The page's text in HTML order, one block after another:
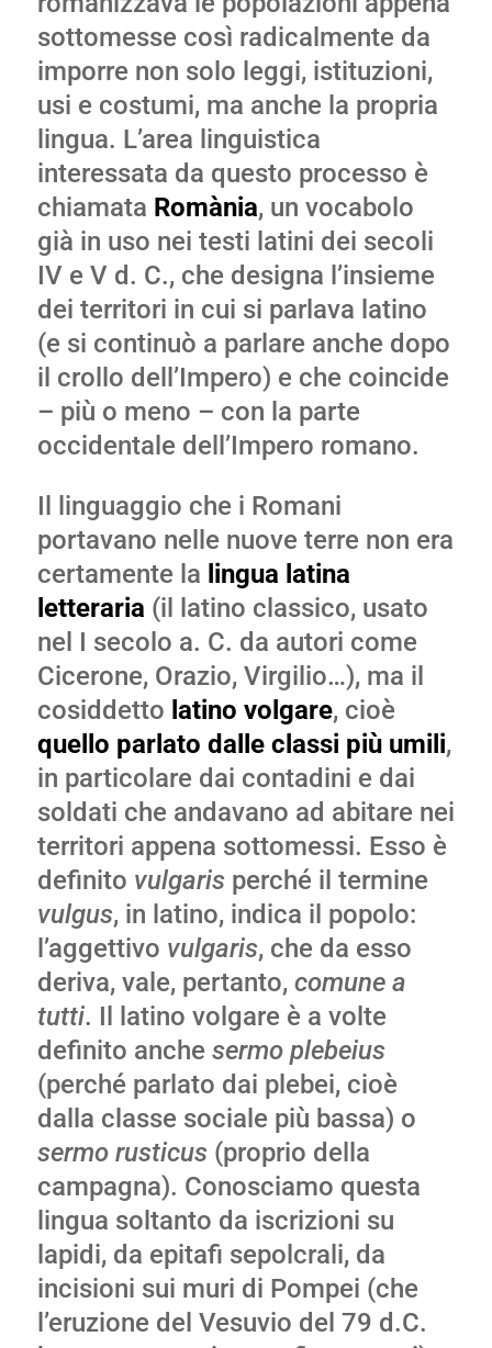
sottomesse così radicalmente da
imporre non solo leggi, istituzioni,
usi e costumi, ma anche la propria
lingua. L’area linguistica
interessata da questo processo è
chiamata Romània, un vocabolo
già in uso nei testi latini dei secoli
IV e V d. C., che designa l’insieme
dei territori in cui si parlava latino
(e si continuò a parlare anche dopo
il crollo dell’Impero) e che coincide
– più o meno – con la parte
occidentale dell’Impero romano.
Il linguaggio che i Romani
portavano nelle nuove terre non era
certamente la lingua latina
letteraria (il latino classico, usato
nel I secolo a. C. da autori come
Cicerone, Orazio, Virgilio…), ma il
cosiddetto latino volgare, cioè
quello parlato dalle classi più umili,
in particolare dai contadini e dai
soldati che andavano ad abitare nei
territori appena sottomessi. Esso è
definito vulgarisperché il termine
vulgus, in latino, indica il popolo:
l’aggettivo vulgaris, che da esso
deriva, vale, pertanto, comune a
tutti. Il latino volgare è a volte
definito anche sermo plebeius
(perché parlato dai plebei, cioè
dalla classe sociale più bassa) o
sermo rusticus(proprio della
campagna). Conosciamo questa
lingua soltanto da iscrizioni su
lapidi, da epitafi sepolcrali, da
incisioni sui muri di Pompei (che
l’eruzione del Vesuvio del 79 d.C.